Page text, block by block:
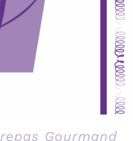
Gourmand